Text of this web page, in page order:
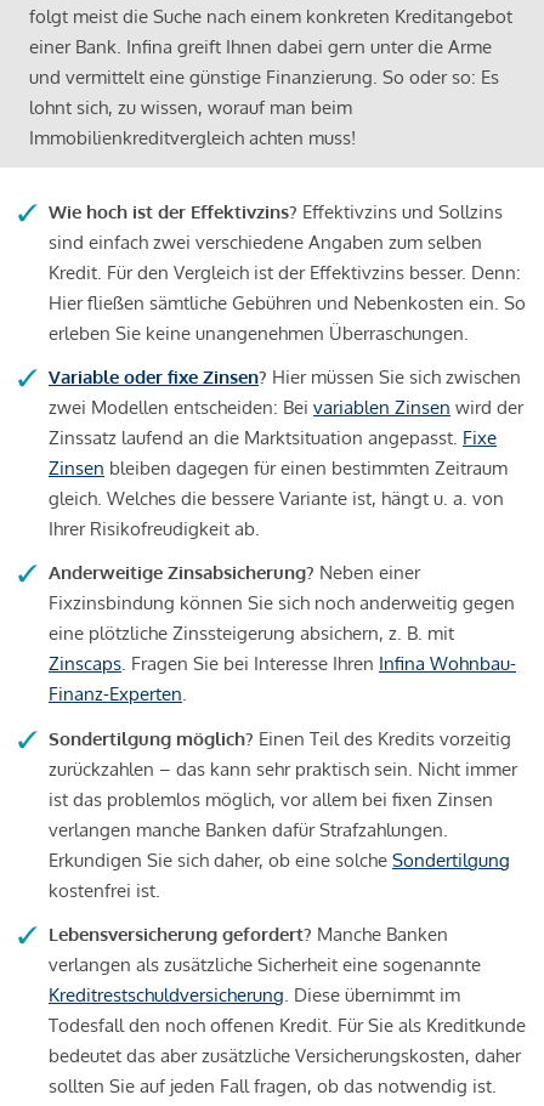
folgt meist die Suche nach einem konkreten Kreditangebot
einer Bank. Infina greift Ihnen dabei gern unter die Arme
und vermittelt eine günstige Finanzierung. So oder so: Es
lohnt sich, zu wissen, worauf man beim
Immobilienkreditvergleich achten muss!
Wie hoch ist der Effektivzins? Effektivzins und Sollzins
sind einfach zwei verschiedene Angaben zum selben
Kredit. Für den Vergleich ist der Effektivzins besser. Denn:
Hier fließen sämtliche Gebühren und Nebenkosten ein. So
erleben Sie keine unangenehmen Überraschungen.
Variable oder fixe Zinsen? Hier müssen Sie sich zwischen
zwei Modellen entscheiden: Bei variablen Zinsen wird der
Zinssatz laufend an die Marktsituation angepasst. Fixe
Zinsen bleiben dagegen für einen bestimmten Zeitraum
gleich. Welches die bessere Variante ist, hängt u. a. von
Ihrer Risikofreudigkeit ab.
Anderweitige Zinsabsicherung? Neben einer
Fixzinsbindung können Sie sich noch anderweitig gegen
eine plötzliche Zinssteigerung absichern, z. B. mit
Zinscaps. Fragen Sie bei Interesse Ihren Infina Wohnbau-
Finanz-Experten.
Sondertilgung möglich? Einen Teil des Kredits vorzeitig
zurückzahlen – das kann sehr praktisch sein. Nicht immer
ist das problemlos möglich, vor allem bei fixen Zinsen
verlangen manche Banken dafür Strafzahlungen.
Erkundigen Sie sich daher, ob eine solche Sondertilgung
kostenfrei ist.
Lebensversicherung gefordert? Manche Banken
verlangen als zusätzliche Sicherheit eine sogenannte
Kreditrestschuldversicherung. Diese übernimmt im
Todesfall den noch offenen Kredit. Für Sie als Kreditkunde
bedeutet das aber zusätzliche Versicherungskosten, daher
sollten Sie auf jeden Fall fragen, ob das notwendig ist.